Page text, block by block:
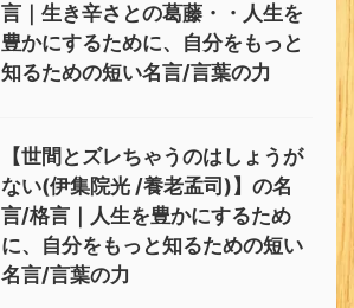
言｜生き辛さとの葛藤・・人生を
豊かにするために、自分をもっと
知るための短い名言/言葉の力
【世間とズレちゃうのはしょうが
ない(伊集院光 /養老孟司)】の名
言/格言｜人生を豊かにするため
に、自分をもっと知るための短い
名言/言葉の力